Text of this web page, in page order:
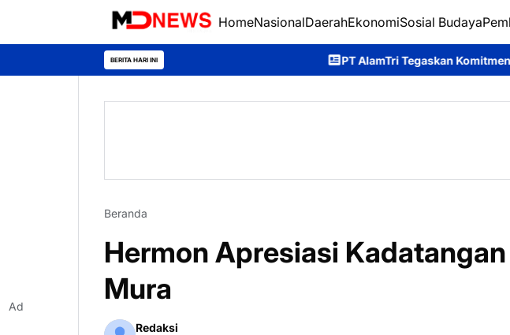
HomeNasionalDaerahEkonomiSosial Budaya
BERITA HARI INI PT AlamTri Tegaskan Komitmen Dukung
Beranda
Hermon Apresiasi
Mura
Redaksi
Ad